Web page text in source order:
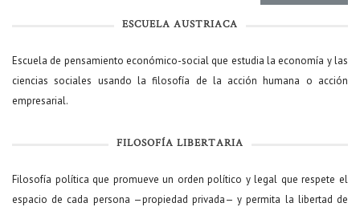
ESCUELA AUSTRIACA
Escuela de pensamiento económico-social que estudia la economía y las
ciencias sociales usando la filosofía de la acción humana o acción
empresarial.
FILOSOFÍA LIBERTARIA
Filosofía política que promueve un orden político y legal que respete el
espacio de cada persona —propiedad privada— y permita la libertad de